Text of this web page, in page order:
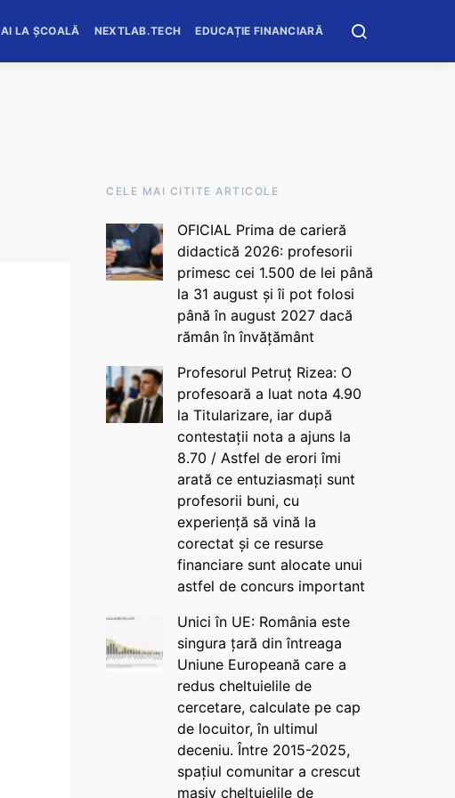
AI LA ȘCOALĂ NEXTLAB.TECH EDUCAȚIE FINANCIARĂ
CELE MAI CITITE ARTICOLE
OFICIAL Prima de carieră
didactică 2026: profesorii
primesc cei 1.500 de lei până
la 31 august și îi pot folosi
până în august 2027 dacă
rămân în învățământ
Profesorul Petruț Rizea: O
profesoară a luat nota 4.90
la Titularizare, iar după
contestații nota a ajuns la
8.70 / Astfel de erori îmi
arată ce entuziasmați sunt
profesorii buni, cu
experiență să vină la
corectat și ce resurse
financiare sunt alocate unui
astfel de concurs important
Unici în UE: România este
singura țară din întreaga
Uniune Europeană care a
redus cheltuielile de
cercetare, calculate pe cap
de locuitor, în ultimul
deceniu. Între 2015-2025,
spațiul comunitar a crescut
masiv cheltuielile de